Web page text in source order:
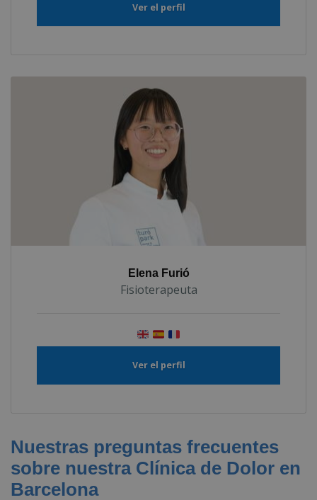
Ver el perfil
Elena Furió
Fisioterapeuta
Ver el perfil
Nuestras preguntas frecuentes
sobre nuestra Clínica de Dolor en
Barcelona